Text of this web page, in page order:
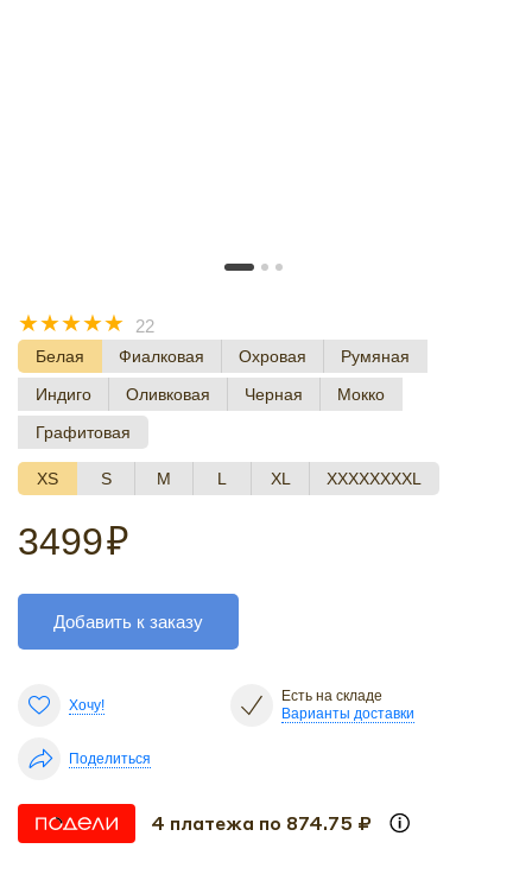
☆
☆
☆
☆
☆ 22
Белая Фиалковая Охровая
Румяная
Индиго
Оливковая Черная
Мокко
Графитовая
XS S M L XL XXXXXXXXL
3499₽
Добавить к заказу
Хочу!
Есть на складе
Варианты доставки
Поделиться
4 платежа по 874.75 ₽